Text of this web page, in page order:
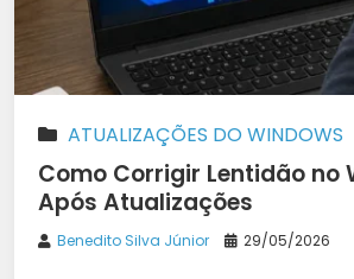
ATUALIZAÇÕES DO WINDOWS
Como Corrigir Lentidão no
Após Atualizações
Benedito Silva Júnior 29/05/2026